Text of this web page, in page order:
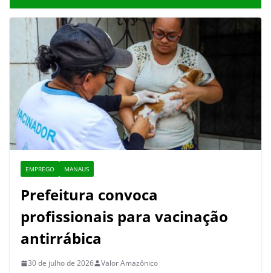
EMPREGO MANAUS
Prefeitura convoca
profissionais para vacinação
antirrábica
30 de julho de 2026 Valor Amazônico